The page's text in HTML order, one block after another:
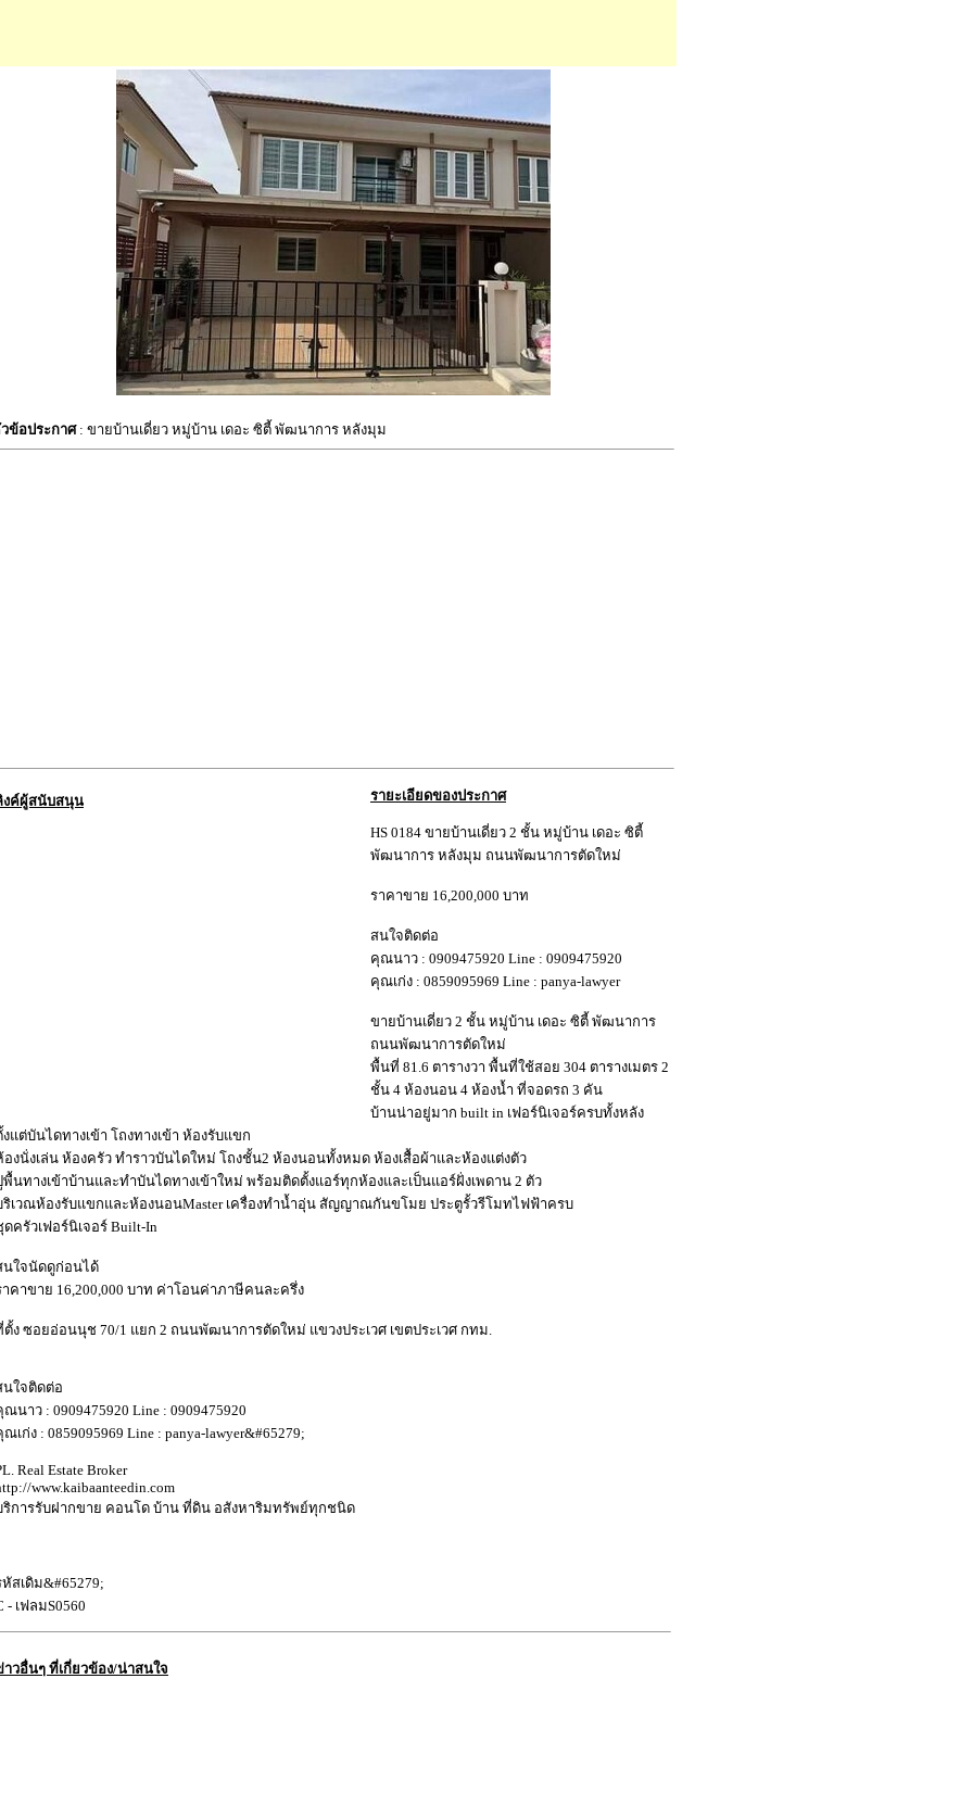
ข้อประกาศ: ขายบ้านเดี่ยว หมู่บ้าน เดอะ ซิตี้ พัฒนาการ หลังมุม
งค์ผู้สนับสนุน รายะเอียดของประกาศ
HS 0184 ขายบ้านเดี่ยว 2 ชั้น หมู่บ้าน เดอะ ซิตี้
พัฒนาการ หลังมุม ถนนพัฒนาการตัดใหม่
ราคาขาย 16,200,000 บาท
สนใจติดต่อ
คุณนาว : 0909475920 Line : 0909475920
คุณเก่ง : 0859095969 Line : panya-lawyer
ขายบ้านเดี่ยว 2 ชั้น หมู่บ้าน เดอะ ซิตี้ พัฒนาการ
ถนนพัฒนาการตัดใหม่
พื้นที่ 81.6 ตารางวา พื้นที่ใช้สอย 304 ตารางเมตร 2
ชั้น 4 ห้องนอน 4 ห้องน้ำ ที่จอดรถ 3 คัน
บ้านน่าอยู่มาก built in เฟอร์นิเจอร์ครบทั้งหลัง
งแต่บันไดทางเข้า โถงทางเข้า ห้องรับแขก
องนั่งเล่น ห้องครัว ทำราวบันไดใหม่ โถงชั้น2 ห้องนอนทั้งหมด ห้องเสื้อผ้าและห้องแต่งตัว
พื้นทางเข้าบ้านและทำบันไดทางเข้าใหม่ พร้อมติดตั้งแอร์ทุกห้องและเป็นแอร์ฝั่งเพดาน 2 ตัว
ริเวณห้องรับแขกและห้องนอนMaster เครื่องทำน้ำอุ่น สัญญาณกันขโมย ประตูรั้วรีโมทไฟฟ้าครบ
ดครัวเฟอร์นิเจอร์ Built-In
นใจนัดดูก่อนได้
าคาขาย 16,200,000 บาท ค่าโอนค่าภาษีคนละครึ่ง
ตั้ง ซอยอ่อนนุช 70/1 แยก 2 ถนนพัฒนาการตัดใหม่ แขวงประเวศ เขตประเวศ กทม.
นใจติดต่อ
ณนาว : 0909475920 Line : 0909475920
เก่ง : 0859095969 Line : panya-lawyer&#65279;
Real Estate Broker
www.kaibaanteedin.com
ริการรับฝากขาย คอนโด บ้าน ที่ดิน อสังหาริมทรัพย์ทุกชนิด
หัสเดิม&#65279;
- เฟลมS0560
าวอื่นๆ ที่เกี่ยวข้อง/น่าสนใจ